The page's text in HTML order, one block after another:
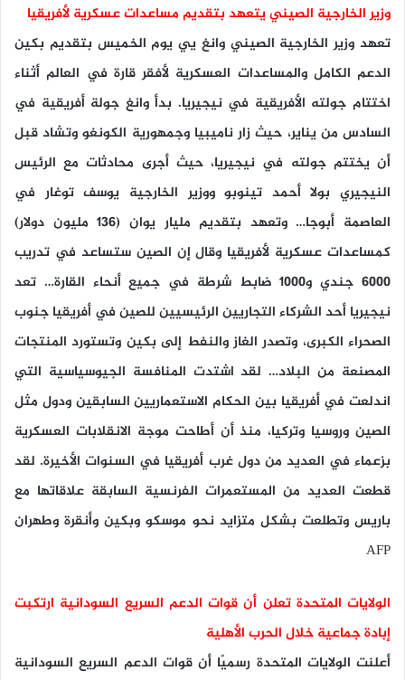
وزير الخارجية الصيني يتعهد بتقديم مساعدات عسكرية لأفريقيا
تعهد وزير الخارجية الصيني وانغ يي يوم الخميس بتقديم بكين
الدعم الكامل والمساعدات العسكرية لأفقر قارة في العالم أثناء
اختتام جولته الأفريقية في نيجيريا. بدأ وانغ جولة أفريقية في
السادس من يناير، حيث زار ناميبيا وجمهورية الكونغو وتشاد قبل
أن يختتم جولته في نيجيريا، حيث أجرى محادثات مع الرئيس
النيجيري بولا أحمد تينوبو ووزير الخارجية يوسف توغار في
العاصمة أبوجا… وتعهد بتقديم مليار يوان (136 مليون دولار)
كمساعدات عسكرية لأفريقيا وقال إن الصين ستساعد في تدريب
6000 جندي و1000 ضابط شرطة في جميع أنحاء القارة… تعد
نيجيريا أحد الشركاء التجاريين الرئيسيين للصين في أفريقيا جنوب
الصحراء الكبرى، وتصدر الغاز والنفط إلى بكين وتستورد المنتجات
المصنعة من البلاد… لقد اشتدت المنافسة الجيوسياسية التي
اندلعت في أفريقيا بين الحكام الاستعماريين السابقين ودول مثل
الصين وروسيا وتركيا، منذ أن أطاحت موجة الانقلابات العسكرية
بزعماء في العديد من دول غرب أفريقيا في السنوات الأخيرة. لقد
قطعت العديد من المستعمرات الفرنسية السابقة علاقاتها مع
باريس وتطلعت بشكل متزايد نحو موسكو وبكين وأنقرة وطهران
AFP
الولايات المتحدة تعلن أن قوات الدعم السريع السودانية ارتكبت
إبادة جماعية خلال الحرب الأهلية
أعلنت الولايات المتحدة رسميًا أن قوات الدعم السريع السودانية